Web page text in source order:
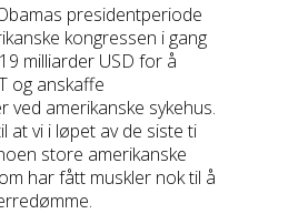
presidentperiode
kongressen i gang
milliarder USD for å
og anskaffe
ved amerikanske sykehus.
at vi i løpet av de siste ti
store amerikanske
har fått muskler nok til å